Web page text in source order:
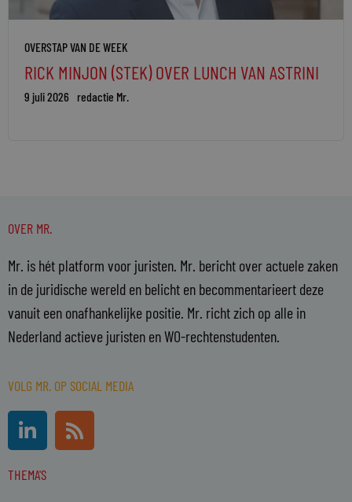
OVERSTAP VAN DE WEEK
RICK MINJON (STEK) OVER LUNCH VAN ASTRINI
9 juli 2026 redactie Mr.
OVER MR.
Mr. is hét platform voor juristen. Mr. bericht over actuele zaken
in de juridische wereld en belicht en becommentarieert deze
vanuit een onafhankelijke positie. Mr. richt zich op alle in
Nederland actieve juristen en WO-rechtenstudenten.
VOLG MR. OP SOCIAL MEDIA
i
k
R
s
THEMA'S